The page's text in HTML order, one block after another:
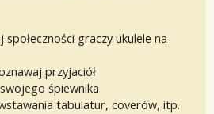
graczy ukulele na
przyjaciół
śpiewnika
tabulatur, coverów, itp.